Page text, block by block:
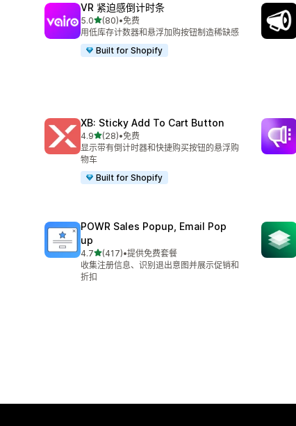
VR 紧迫感倒计时条
5.0星（满分 5 星）
(80)
总共 80 条评论
•免费
用低库存计数器和悬浮加购按钮制造稀缺感
Built for Shopify
XB: Sticky Add To Cart Button
4.9星（满分 5 星）
(28)
总共 28 条评论
•免费
显示带有倒计时器和快捷购买按钮的悬浮购
物车
Built for Shopify
POWR Sales Popup, Email Pop
up
4.7星（满分 5 星）
(417)
总共 417 条评论
•提供免费套餐
收集注册信息、识别退出意图并展示促销和
折扣